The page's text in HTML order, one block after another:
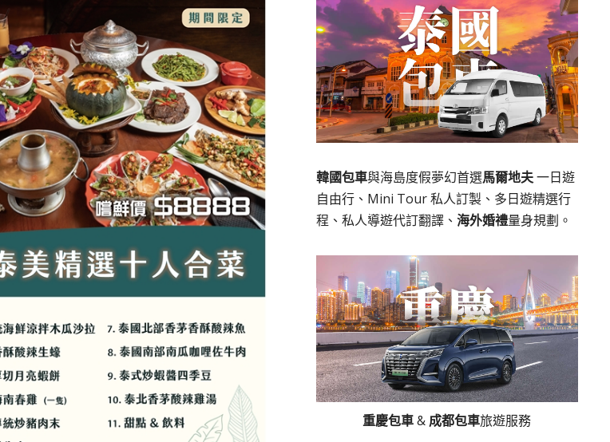
韓國包車與海島度假夢幻首選馬爾地夫一日遊
自由行、Mini Tour 私人訂製、多日遊精選行
程、私人導遊代訂翻譯、 海外婚禮量身規劃。
重慶包車& 成都包車旅遊服務